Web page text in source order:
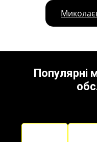
Популярні